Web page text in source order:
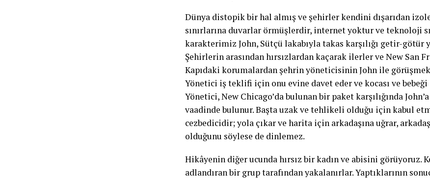
Dünya distopik bir hal almış ve şehirler kendini dışarıdan
sınırlarına duvarlar örmüşlerdir, internet yoktur ve teknoloji
karakterimiz John, Sütçü lakabıyla takas karşılığı getir-götür
Şehirlerin arasından hırsızlardan kaçarak ilerler ve New San
Kapıdaki korumalardan şehrin yöneticisinin John ile
Yönetici iş teklifi için onu evine davet eder ve kocası ve
Yönetici, New Chicago’da bulunan bir paket karşılığında
vaadinde bulunur. Başta uzak ve tehlikeli olduğu için kabul
cezbedicidir; yola çıkar ve harita için arkadaşına uğrar,
olduğunu söylese de dinlemez.
Hikâyenin diğer ucunda hırsız bir kadın ve abisini görüyoruz.
adlandıran bir grup tarafından yakalanırlar. Yaptıklarının